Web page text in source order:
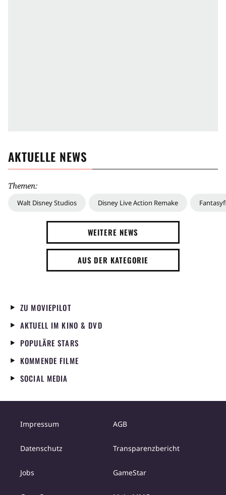
AKTUELLE NEWS
Themen:
Walt Disney Studios Disney Live Action Remake
WEITERE NEWS
AUS DER KATEGORIE
ZU MOVIEPILOT
AKTUELL IM KINO & DVD
POPULÄRE STARS
KOMMENDE FILME
SOCIAL MEDIA
Impressum AGB
Datenschutz Transparenzbericht
Jobs GameStar